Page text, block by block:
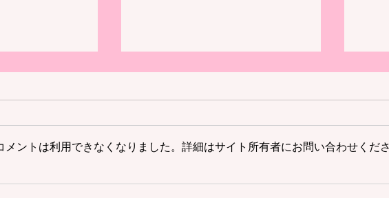
ラハ市立 コ 【プログラム】－W・T・J－
【プ
メントは利用できなくなりました。詳細はサイト所有者にお問い合わせくださ